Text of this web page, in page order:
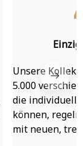
Unsere
5.000
die individuell
können,
mit neuen,